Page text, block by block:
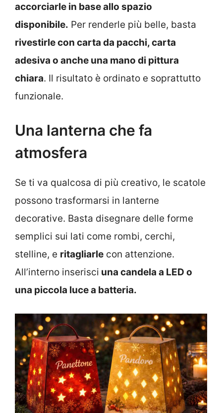
accorciarle in base allo spazio
disponibile. Per renderle più belle, basta
rivestirle con carta da pacchi, carta
adesiva o anche una mano di pittura
chiara. Il risultato è ordinato e soprattutto
funzionale.
Una lanterna che fa
atmosfera
Se ti va qualcosa di più creativo, le scatole
possono trasformarsi in lanterne
decorative. Basta disegnare delle forme
semplici sui lati come rombi, cerchi,
stelline, e ritagliarle con attenzione.
All’interno inserisci una candela a LED o
una piccola luce a batteria.